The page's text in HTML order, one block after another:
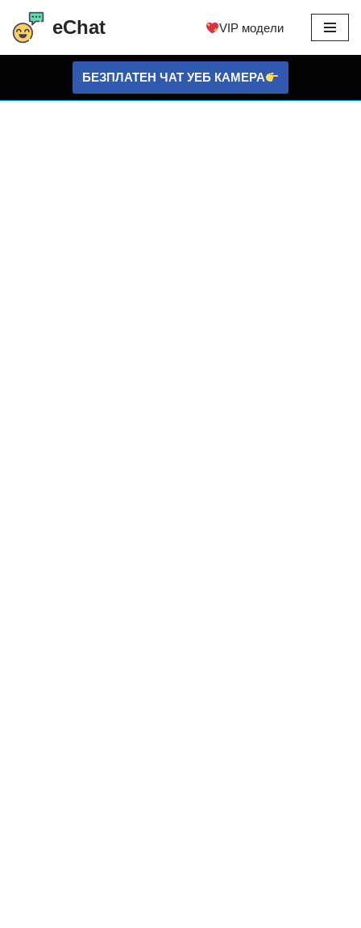
Преминете
съдържанието
eChat VIP модели
БЕЗПЛАТЕН ЧАТ УЕБ КАМЕРА